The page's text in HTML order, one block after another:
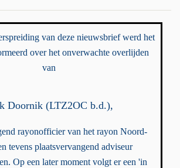
van deze nieuwsbrief werd het
over het onverwachte overlijden
van
Doornik (LTZ2OC b.d.),
rayonofficier van het rayon Noord-
tevens plaatsvervangend adviseur
Op een later moment volgt er een 'in